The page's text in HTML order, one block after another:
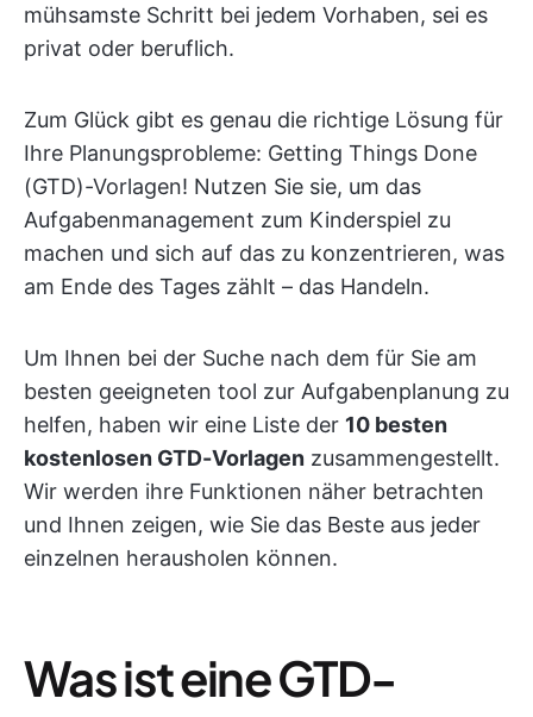
mühsamste Schritt bei jedem Vorhaben, sei es
privat oder beruflich.
Zum Glück gibt es genau die richtige Lösung für
Ihre Planungsprobleme: Getting Things Done
(GTD)-Vorlagen! Nutzen Sie sie, um das
Aufgabenmanagement zum Kinderspiel zu
machen und sich auf das zu konzentrieren, was
am Ende des Tages zählt – das Handeln.
Um Ihnen bei der Suche nach dem für Sie am
besten geeigneten tool zur Aufgabenplanung zu
helfen, haben wir eine Liste der 10 besten
kostenlosen GTD-Vorlagen zusammengestellt.
Wir werden ihre Funktionen näher betrachten
und Ihnen zeigen, wie Sie das Beste aus jeder
einzelnen herausholen können.
Was ist eine GTD-